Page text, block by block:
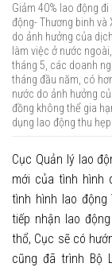
Giảm 40% lao động
động- Thương binh và
do ảnh hưởng của
làm việc ở nước
tháng 5, các doanh
tháng đầu năm, có
nước do ảnh hưởng
đồng không thể gia
dụng lao động thu
Cục Quản lý lao
mới của tình hình
tình hình lao động
tiếp nhận lao
thổ, Cục sẽ có
cũng đã trình Bộ